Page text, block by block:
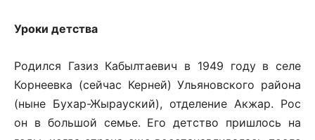
Уроки детства
Родился Газиз Кабылтаевич в 1949 году в селе
Корнеевка (сейчас Керней) Ульяновского района
(ныне Бухар-Жырауский), отделение Акжар. Рос
он в большой семье. Его детство пришлось на